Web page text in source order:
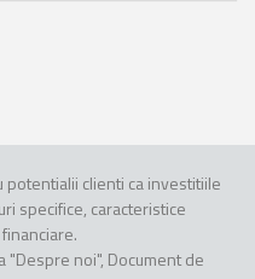
potentialii clienti ca investitiile
specifice, caracteristice
"Despre noi", Document de